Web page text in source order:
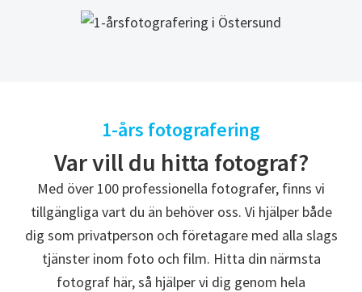
1-års fotografering
Var vill du hitta fotograf?
Med över 100 professionella fotografer, finns vi
tillgängliga vart du än behöver oss. Vi hjälper både
dig som privatperson och företagare med alla slags
tjänster inom foto och film. Hitta din närmsta
fotograf här, så hjälper vi dig genom hela